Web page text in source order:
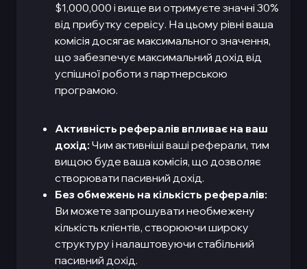
$1,000,000 і вище ви отримуєте значні 30%
від прибутку сервісу. На цьому рівні ваша
комісія досягає максимального значення,
що забезпечує максимальний дохід від
успішної роботи з партнерською
програмою.
Активність рефералів впливає на ваш
дохід: Чим активніші ваші реферали, тим
вищою буде ваша комісія, що дозволяє
створювати пасивний дохід.
Без обмежень на кількість рефералів:
Ви можете запрошувати необмежену
кількість клієнтів, створюючи широку
структуру і налаштовуючи стабільний
пасивний дохід.